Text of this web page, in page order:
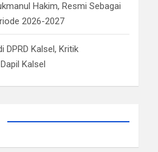
Hakim, Resmi Sebagai
2026-2027
DPRD Kalsel, Kritik
Kalsel